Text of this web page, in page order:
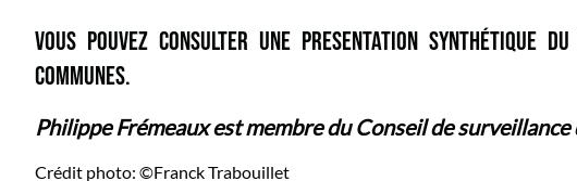
VOUS POUVEZ CONSULTER UNE PRESENTATION SYNTHÉTIQUE
COMMUNES.
Philippe Frémeaux est membre duConseil de surveillance
Crédit photo: ©Franck Trabouillet